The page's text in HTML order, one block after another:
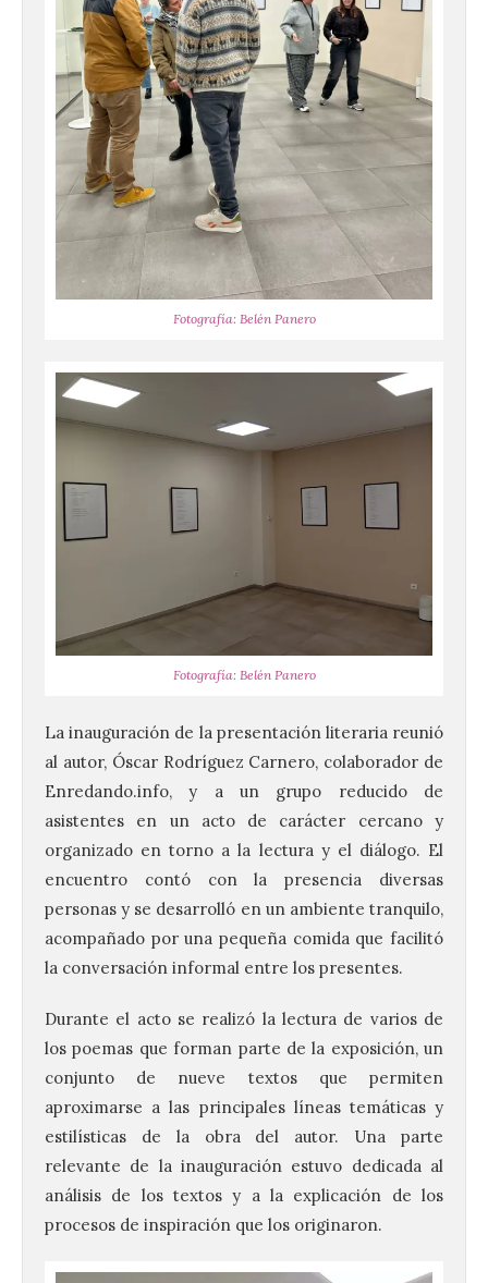
Fotografía: Belén Panero
Fotografía: Belén Panero
La inauguración de la presentación literaria reunió
al autor, Óscar Rodríguez Carnero, colaborador de
Enredando.info, y a un grupo reducido de
asistentes en un acto de carácter cercano y
organizado en torno a la lectura y el diálogo. El
encuentro contó con la presencia diversas
personas y se desarrolló en un ambiente tranquilo,
acompañado por una pequeña comida que facilitó
la conversación informal entre los presentes.
Durante el acto se realizó la lectura de varios de
los poemas que forman parte de la exposición, un
conjunto de nueve textos que permiten
aproximarse a las principales líneas temáticas y
estilísticas de la obra del autor. Una parte
relevante de la inauguración estuvo dedicada al
análisis de los textos y a la explicación de los
procesos de inspiración que los originaron.